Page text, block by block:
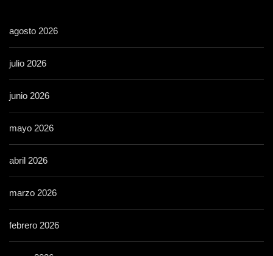
agosto 2026
julio 2026
junio 2026
mayo 2026
abril 2026
marzo 2026
febrero 2026